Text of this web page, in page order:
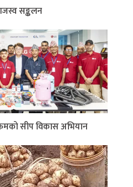
सङ्कलन
सीप विकास अभियान